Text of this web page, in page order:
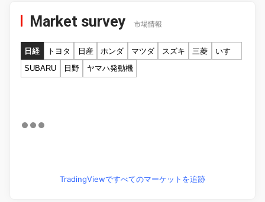
Market survey 市場情報
日経 トヨタ 日産 ホンダ マツダ スズキ 三菱
いすゞ
SUBARU
日野 ヤマハ発動機
TradingViewですべてのマーケットを追跡